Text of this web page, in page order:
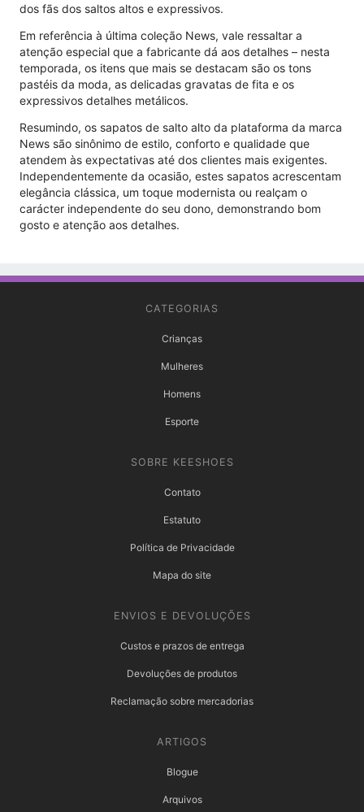
dos fãs dos saltos altos e expressivos.
Em referência à última coleção News, vale ressaltar a
atenção especial que a fabricante dá aos detalhes – nesta
temporada, os itens que mais se destacam são os tons
pastéis da moda, as delicadas gravatas de fita e os
expressivos detalhes metálicos.
Resumindo, os sapatos de salto alto da plataforma da marca
News são sinônimo de estilo, conforto e qualidade que
atendem às expectativas até dos clientes mais exigentes.
Independentemente da ocasião, estes sapatos acrescentam
elegância clássica, um toque modernista ou realçam o
carácter independente do seu dono, demonstrando bom
gosto e atenção aos detalhes.
CATEGORIAS
Crianças
Mulheres
Homens
Esporte
SOBRE KEESHOES
Contato
Estatuto
Política de Privacidade
Mapa do site
ENVIOS E DEVOLUÇÕES
Custos e prazos de entrega
Devoluções de produtos
Reclamação sobre mercadorias
ARTIGOS
Blogue
Arquivos